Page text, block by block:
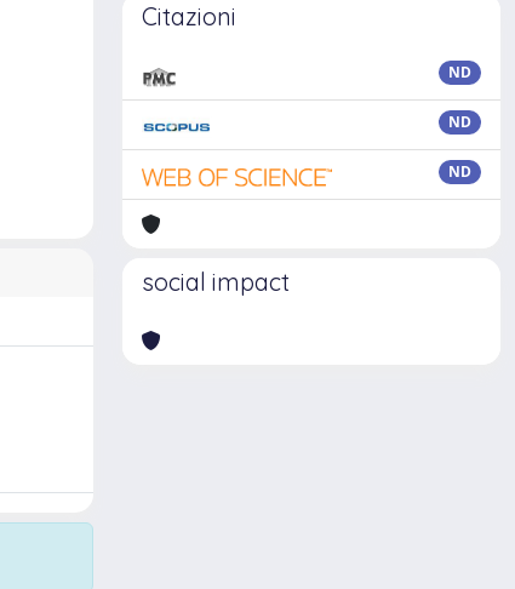
Citazioni
ND
ND
ND
social impact